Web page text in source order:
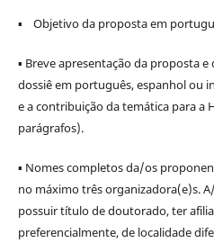
▪ Objetivo da proposta em
▪ Breve apresentação da proposta
dossiê em português, espanhol ou
e a contribuição da temática para a
parágrafos).
▪ Nomes completos da/os
no máximo três organizadora(e)s.
possuir título de doutorado, ter
preferencialmente, de localidade